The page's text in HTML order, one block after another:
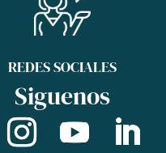
REDES SOCIALES
Siguenos